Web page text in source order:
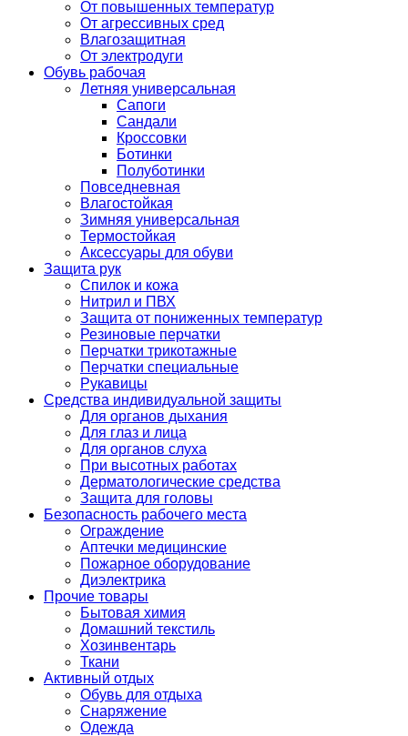
От повышенных температур
От агрессивных сред
Влагозащитная
От электродуги
Обувь рабочая
Летняя универсальная
Сапоги
Сандали
Кроссовки
Ботинки
Полуботинки
Повседневная
Влагостойкая
Зимняя универсальная
Термостойкая
Аксессуары для обуви
Защита рук
Спилок и кожа
Нитрил и ПВХ
Защита от пониженных температур
Резиновые перчатки
Перчатки трикотажные
Перчатки специальные
Рукавицы
Средства индивидуальной защиты
Для органов дыхания
Для глаз и лица
Для органов слуха
При высотных работах
Дерматологические средства
Защита для головы
Безопасность рабочего места
Ограждение
Аптечки медицинские
Пожарное оборудование
Диэлектрика
Прочие товары
Бытовая химия
Домашний текстиль
Хозинвентарь
Ткани
Активный отдых
Обувь для отдыха
Снаряжение
Одежда